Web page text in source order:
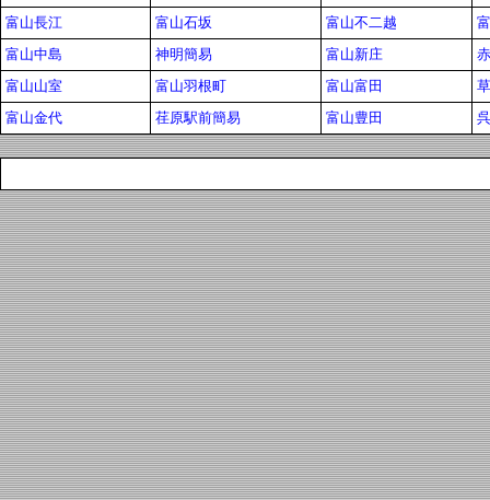
富山長江
富山石坂 富山不二越
富山中島
神明簡易 富山新庄
富山山室
富山羽根町 富山富田
富山金代
荏原駅前簡易 富山豊田